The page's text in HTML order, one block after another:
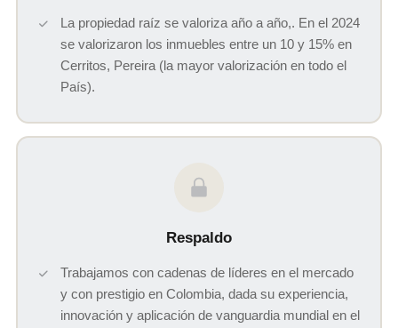
La propiedad raíz se valoriza año a año,. En el 2024
se valorizaron los inmuebles entre un 10 y 15% en
Cerritos, Pereira (la mayor valorización en todo el
País).
Respaldo
Trabajamos con cadenas de líderes en el mercado
y con prestigio en Colombia, dada su experiencia,
innovación y aplicación de vanguardia mundial en el